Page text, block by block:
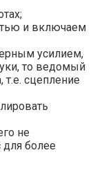
и включаем
усилием,
то ведомый
т.е. сцепление
не
для более